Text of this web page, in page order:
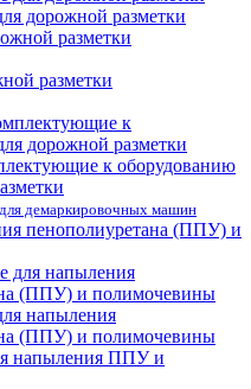
дорожной разметки
разметки
к оборудованию
демаркировочных машин
пенополиуретана (ППУ) и
напыления
(ППУ) и полимочевины